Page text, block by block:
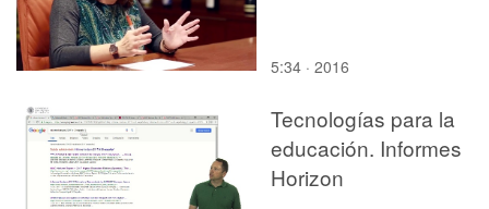
5:34 · 2016
Tecnologías para la
educación. Informes
Horizon